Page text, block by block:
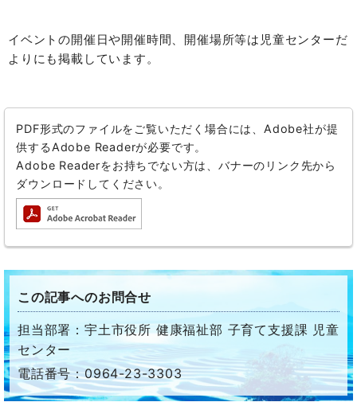
イベントの開催日や開催時間、開催場所等は児童センターだ
よりにも掲載しています。
PDF形式のファイルをご覧いただく場合には、Adobe社が提
供するAdobe Readerが必要です。
Adobe Readerをお持ちでない方は、バナーのリンク先から
ダウンロードしてください。
この記事へのお問合せ
担当部署：宇土市役所 健康福祉部 子育て支援課 児童
センター
電話番号：0964-23-3303